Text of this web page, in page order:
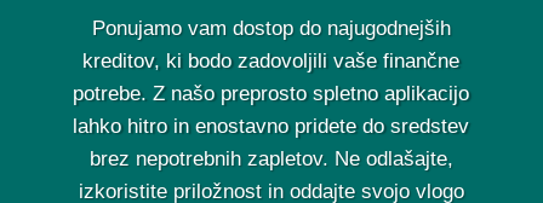
Ponujamo vam dostop do najugodnejših
kreditov, ki bodo zadovoljili vaše finančne
potrebe. Z našo preprosto spletno aplikacijo
lahko hitro in enostavno pridete do sredstev
brez nepotrebnih zapletov. Ne odlašajte,
izkoristite priložnost in oddajte svojo vlogo